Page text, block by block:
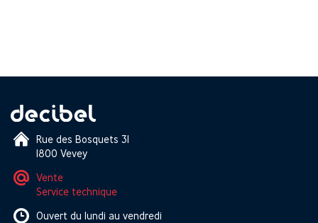
Rue des Bosquets 31
1800 Vevey
Vente
Service technique
Ouvert du lundi au vendredi